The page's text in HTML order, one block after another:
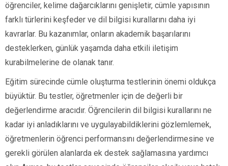
öğrenciler, kelime dağarcıklarını genişletir, cümle yapısının
farklı türlerini keşfeder ve dil bilgisi kurallarını daha iyi
kavrarlar. Bu kazanımlar, onların akademik başarılarını
desteklerken, günlük yaşamda daha etkili iletişim
kurabilmelerine de olanak tanır.
Eğitim sürecinde cümle oluşturma testlerinin önemi oldukça
büyüktür. Bu testler, öğretmenler için de değerli bir
değerlendirme aracıdır. Öğrencilerin dil bilgisi kurallarını ne
kadar iyi anladıklarını ve uygulayabildiklerini gözlemlemek,
öğretmenlerin öğrenci performansını değerlendirmesine ve
gerekli görülen alanlarda ek destek sağlamasına yardımcı